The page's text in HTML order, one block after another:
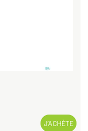
J’ACHÈTE